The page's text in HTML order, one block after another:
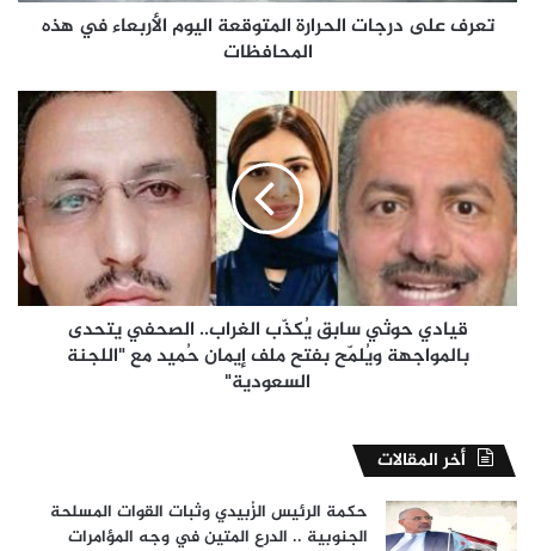
المحافظات
تعرف على درجات الحرارة المتوقعة اليوم الأربعاء في هذه
المحافظات
قيادي
حوثي
سابق
يُكذّب
الغراب..
الصحفي
يتحدى
بالمواجهة
ويُلمّح
"اللجنة
السعودية"
قيادي حوثي سابق يُكذّب الغراب.. الصحفي يتحدى
بالمواجهة ويُلمّح بفتح ملف إيمان حُميد مع "اللجنة
السعودية"
أخر المقالات
حكمة الرئيس الزُبيدي وثبات القوات المسلحة
الجنوبية .. الدرع المتين في وجه المؤامرات